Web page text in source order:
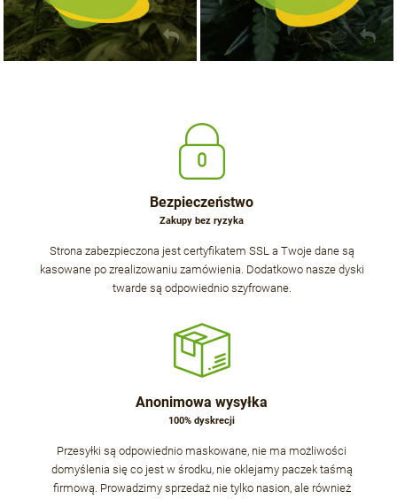
Bezpieczeństwo
Zakupy bez ryzyka
Strona zabezpieczona jest certyfikatem SSL a Twoje dane są
kasowane po zrealizowaniu zamówienia. Dodatkowo nasze dyski
twarde są odpowiednio szyfrowane.
Anonimowa wysyłka
100% dyskrecji
Przesyłki są odpowiednio maskowane, nie ma możliwości
domyślenia się co jest w środku, nie oklejamy paczek taśmą
firmową. Prowadzimy sprzedaż nie tylko nasion, ale również